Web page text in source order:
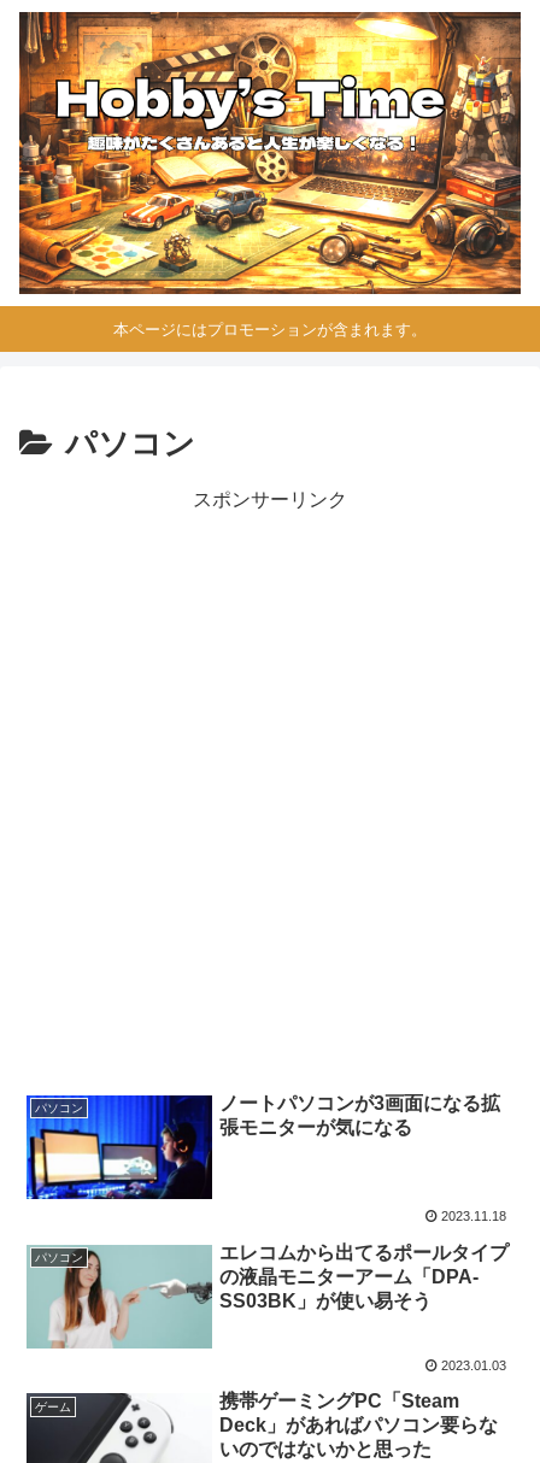
本ページにはプロモーションが含まれます。
パソコン
スポンサーリンク
パソコン
ノートパソコンが3画面になる拡
張モニターが気になる
2023.11.18
パソコン
エレコムから出てるポールタイプ
の液晶モニターアーム「DPA-
SS03BK」が使い易そう
2023.01.03
ゲーム
携帯ゲーミングPC「Steam
Deck」があればパソコン要らな
いのではないかと思った